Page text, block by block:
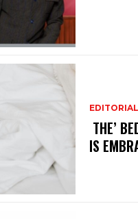
EDITORIAL
THE’
IS